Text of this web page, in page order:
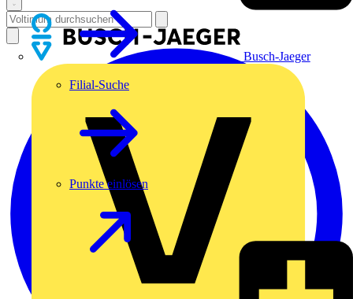
Busch-Jaeger
Filial-Suche
Punkte einlösen